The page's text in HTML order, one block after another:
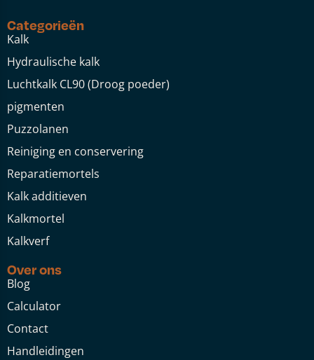
Categorieën
Kalk
Hydraulische kalk
Luchtkalk CL90 (Droog poeder)
pigmenten
Puzzolanen
Reiniging en conservering
Reparatiemortels
Kalk additieven
Kalkmortel
Kalkverf
Over ons
Blog
Calculator
Contact
Handleidingen